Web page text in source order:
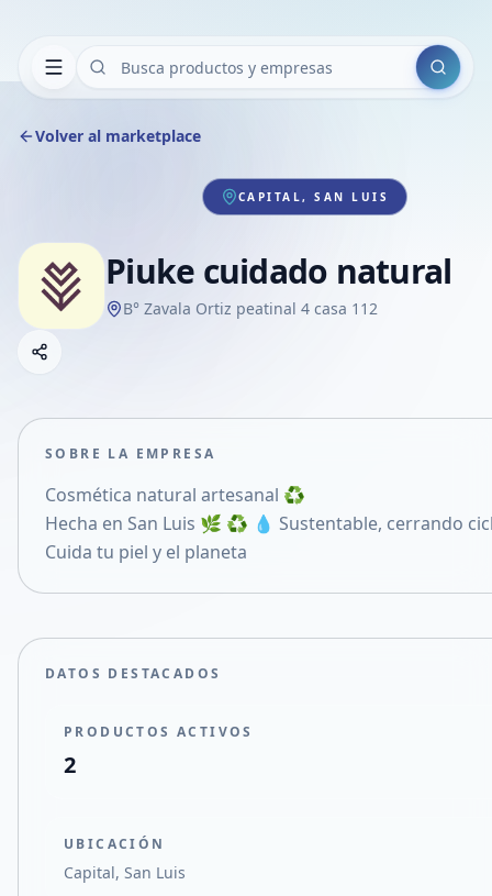
Buscar
Volver al marketplace
CAPITAL, SAN LUIS
Piuke cuidado natural
B° Zavala Ortiz peatinal 4 casa 112
Compartir empresa
Compartir en X
SOBRE LA EMPRESA
Cosmética natural artesanal ♻️
Hecha en San Luis 🌿 ♻️ 💧 Sustentable, cerrando
Cuida tu piel y el planeta
DATOS DESTACADOS
PRODUCTOS ACTIVOS
2
UBICACIÓN
Capital, San Luis